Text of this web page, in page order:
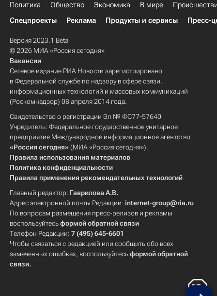
Политика Общество Экономика В мире
Спецпроекты
Реклама Продукты и сервисы Пресс-
Версия 2023.1 Beta
© 2026 МИА «Россия сегодня»
Вакансии
Сетевое издание РИА Новости зарегистрировано
в Федеральной службе по надзору в сфере связи,
информационных технологий и массовых коммуникаций
(Роскомнадзор) 08 апреля 2014 года.
Свидетельство о регистрации Эл № ФС77-57640
Учредитель: Федеральное государственное унитарное
предприятие Международное информационное агентство
«Россия сегодня» (МИА «Россия сегодня»).
Правила использования материалов
Политика конфиденциальности
Правила применения рекомендательных технологий
Главный редактор: Гаврилова А.В.
Адрес электронной почты Редакции: internet-group@ria.ru
По вопросам размещения пресс-релизов и рекламы
воспользуйтесьформой обратной связи
Телефон Редакции: 7 (495) 645-6601
Чтобы связаться с редакцией или сообщить обо всех
замеченных ошибках, воспользуйтесьформой обратной
связи.